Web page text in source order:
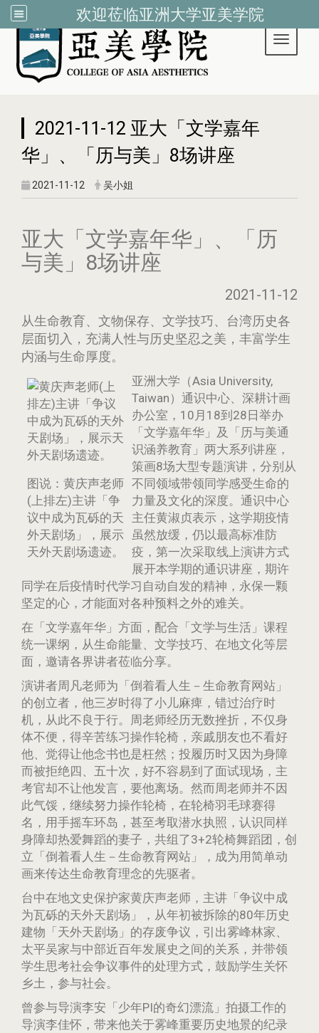
欢迎莅临亚洲大学亚美学院
Toggle
2021-11-12 亚大「文学嘉年
华」、「历与美」8场讲座
2021-11-12 吴小姐
亚大「文学嘉年华」、「历
与美」8场讲座
2021-11-12
从生命教育、文物保存、文学技巧、台湾历史各
层面切入，充满人性与历史坚忍之美，丰富学生
内涵与生命厚度。
图说：黄庆声老师
(上排左)主讲「争
议中成为瓦砾的天
外天剧场」，展示
天外天剧场遗迹。
亚洲大学（Asia University,
Taiwan）通识中心、深耕计画
办公室，10月18到28日举办
「文学嘉年华」及「历与美通
识涵养教育」两大系列讲座，
策画8场大型专题演讲，分别从
不同领域带领同学感受生命的
力量及文化的深度。通识中心
主任黄淑贞表示，这学期疫情
虽然放缓，仍以最高标准防
疫，第一次采取线上演讲方式
展开本学期的通识讲座，期许
同学在后疫情时代学习自动自发的精神，永保一颗
坚定的心，才能面对各种预料之外的难关。
在「文学嘉年华」方面，配合「文学与生活」课程
统一课纲，从生命能量、文学技巧、在地文化等层
面，邀请各界讲者莅临分享。
演讲者周凡老师为「倒着看人生－生命教育网站」
的创立者，他三岁时得了小儿麻痺，错过治疗时
机，从此不良于行。周老师经历无数挫折，不仅身
体不便，得辛苦练习操作轮椅，亲戚朋友也不看好
他、觉得让他念书也是枉然；投履历时又因为身障
而被拒绝四、五十次，好不容易到了面试现场，主
考官却不让他发言，要他离场。然而周老师并不因
此气馁，继续努力操作轮椅，在轮椅羽毛球赛得
名，用手摇车环岛，甚至考取潜水执照，认识同样
身障却热爱舞蹈的妻子，共组了3+2轮椅舞蹈团，创
立「倒着看人生－生命教育网站」，成为用简单动
画来传达生命教育理念的先驱者。
台中在地文史保护家黄庆声老师，主讲「争议中成
为瓦砾的天外天剧场」，从年初被拆除的80年历史
建物「天外天剧场」的存废争议，引出雾峰林家、
太平吴家与中部近百年发展史之间的关系，并带领
学生思考社会争议事件的处理方式，鼓励学生关怀
乡土，参与社会。
曾参与导演李安「少年PI的奇幻漂流」拍摄工作的
导演李佳怀，带来他关于雾峰重要历史地景的纪录